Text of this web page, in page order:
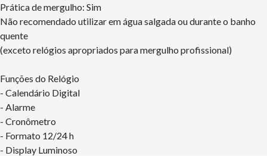
Prática de mergulho: Sim
Não recomendado utilizar em água salgada ou durante o banho
quente
(exceto relógios apropriados para mergulho profissional)
Funções do Relógio
- Calendário Digital
- Alarme
- Cronômetro
- Formato 12/24 h
- Display Luminoso